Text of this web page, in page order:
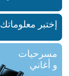
إختبر معلوماتك
مسرحيات
و أغاني